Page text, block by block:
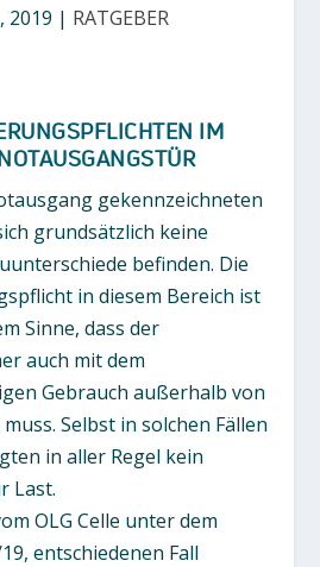
2019 | RATGEBER
IM
gekennzeichneten
grundsätzlich keine
befinden. Die
in diesem Bereich ist
Sinne, dass der
auch mit dem
Gebrauch außerhalb von
Selbst in solchen Fällen
in aller Regel kein
Last.
OLG Celle unter dem
entschiedenen Fall